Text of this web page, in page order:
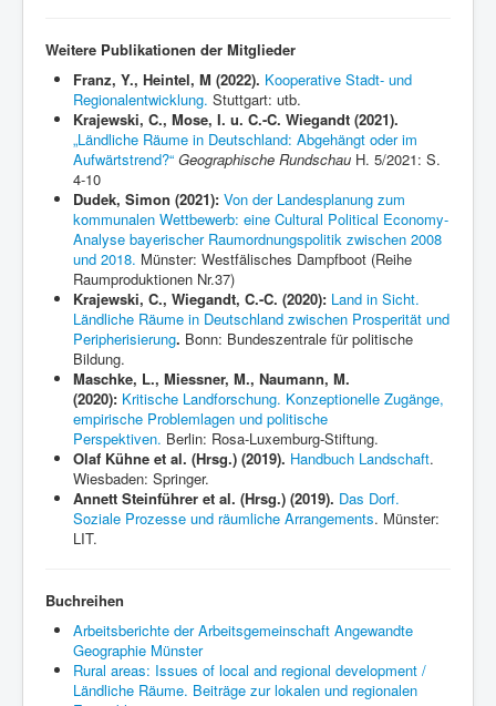
Weitere Publikationen der Mitglieder
Franz, Y., Heintel, M (2022). Kooperative Stadt- und
Regionalentwicklung. Stuttgart: utb.
Krajewski, C., Mose, I. u. C.-C. Wiegandt (2021).
„Ländliche Räume in Deutschland: Abgehängt oder im
Aufwärtstrend?“ Geographische Rundschau H. 5/2021: S.
4-10
Dudek, Simon (2021): Von der Landesplanung zum
kommunalen Wettbewerb: eine Cultural Political Economy-
Analyse bayerischer Raumordnungspolitik zwischen 2008
und 2018. Münster: Westfälisches Dampfboot (Reihe
Raumproduktionen Nr.37)
Krajewski, C., Wiegandt, C.-C. (2020): Land in Sicht.
Ländliche Räume in Deutschland zwischen Prosperität und
Peripherisierung. Bonn: Bundeszentrale für politische
Bildung.
Maschke, L., Miessner, M., Naumann, M.
(2020): Kritische Landforschung. Konzeptionelle Zugänge,
empirische Problemlagen und politische
Perspektiven. Berlin: Rosa-Luxemburg-Stiftung.
Olaf Kühne et al. (Hrsg.) (2019). Handbuch Landschaft.
Wiesbaden: Springer.
Annett Steinführer et al. (Hrsg.) (2019). Das Dorf.
Soziale Prozesse und räumliche Arrangements. Münster:
LIT.
Buchreihen
Arbeitsberichte der Arbeitsgemeinschaft Angewandte
Geographie Münster
Rural areas: Issues of local and regional development /
Ländliche Räume. Beiträge zur lokalen und regionalen